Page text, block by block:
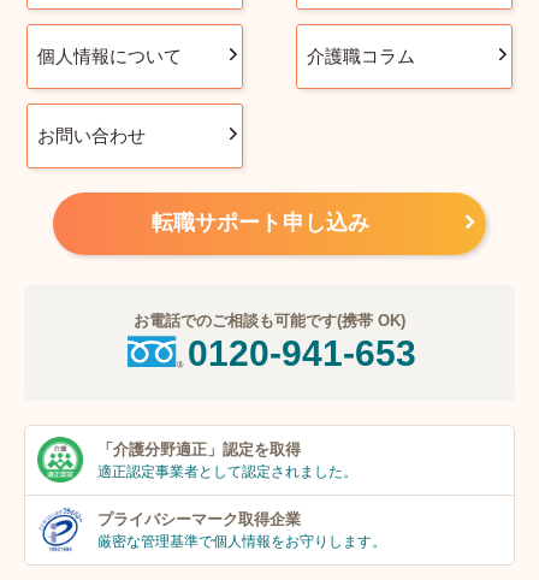
個人情報について 介護職コラム
お問い合わせ
転職サポート申し込み
お電話でのご相談も可能です(携帯 OK)
0120-941-653
「介護分野適正」 認定を取得
適正認定事業者として認定されました。
プライバシーマーク取得企業
厳密な管理基準で個人情報をお守りします。